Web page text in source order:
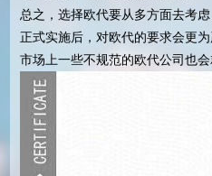
总之，选择欧代要从多方面去考
正式实施后，对欧代的要求会更
市场上一些不规范的欧代公司也会